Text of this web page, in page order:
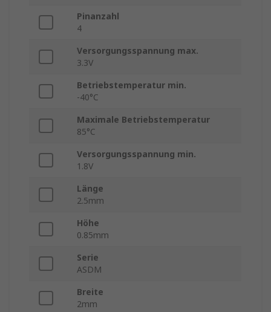
Pinanzahl
4
Versorgungsspannung max.
3.3V
Betriebstemperatur min.
-40°C
Maximale Betriebstemperatur
85°C
Versorgungsspannung min.
1.8V
Länge
2.5mm
Höhe
0.85mm
Serie
ASDM
Breite
2mm